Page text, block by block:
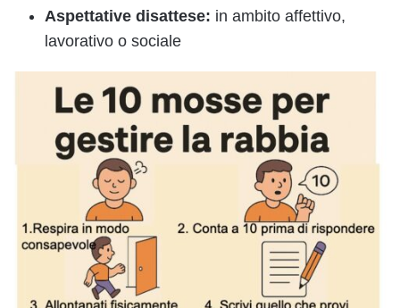
Aspettative disattese: in ambito affettivo,
lavorativo o sociale